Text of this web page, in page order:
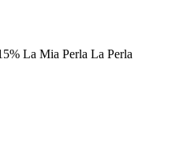
La Mia Perla La Perla